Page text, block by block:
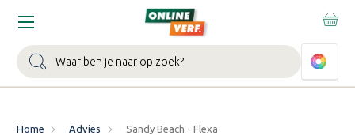
Zoeken
Home Advies Sandy Beach - Flexa